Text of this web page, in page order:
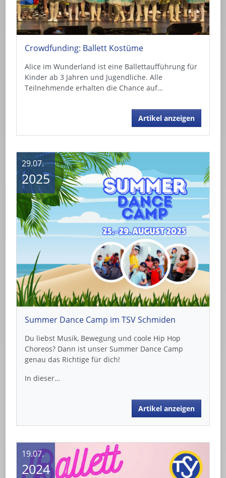
Crowdfunding: Ballett Kostüme
Alice im Wunderland ist eine Ballettaufführung für
Kinder ab 3 Jahren und Jugendliche. Alle
Teilnehmende erhalten die Chance auf…
Artikel anzeigen
Summer Dance Camp im TSV Schmiden
Du liebst Musik, Bewegung und coole Hip Hop
Choreos? Dann ist unser Summer Dance Camp
genau das Richtige für dich!
In dieser…
Artikel anzeigen
29.07.
2025
19.07.
2024